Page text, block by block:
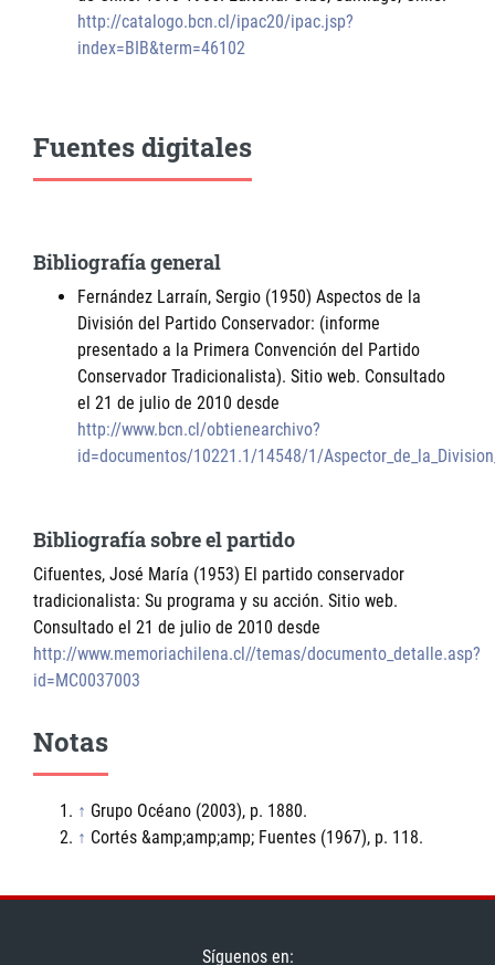
http://catalogo.bcn.cl/ipac20/ipac.jsp?
index=BIB&term=46102
Fuentes digitales
Bibliografía general
Fernández Larraín, Sergio (1950) Aspectos de la
División del Partido Conservador: (informe
presentado a la Primera Convención del Partido
Conservador Tradicionalista). Sitio web. Consultado
el 21 de julio de 2010 desde
http://www.bcn.cl/obtienearchivo?
id=documentos/10221.1/14548/1/
Bibliografía sobre el partido
Cifuentes, José María (1953) El partido conservador
tradicionalista: Su programa y su acción. Sitio web.
Consultado el 21 de julio de 2010 desde
http://www.memoriachilena.cl//temas/documento_detalle.asp?
id=MC0037003
Notas
↑ Grupo Océano (2003), p. 1880.
↑ Cortés &amp;amp;amp; Fuentes (1967), p. 118.
Síguenos en: